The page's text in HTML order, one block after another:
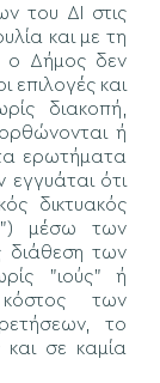
του ΔΙ στις
και με τη
ο Δήμος δεν
επιλογές και
διακοπή,
ή
ερωτήματα
ότι
δικτυακός
μέσω των
διάθεση των
"ιούς" ή
των
το
σε καμία